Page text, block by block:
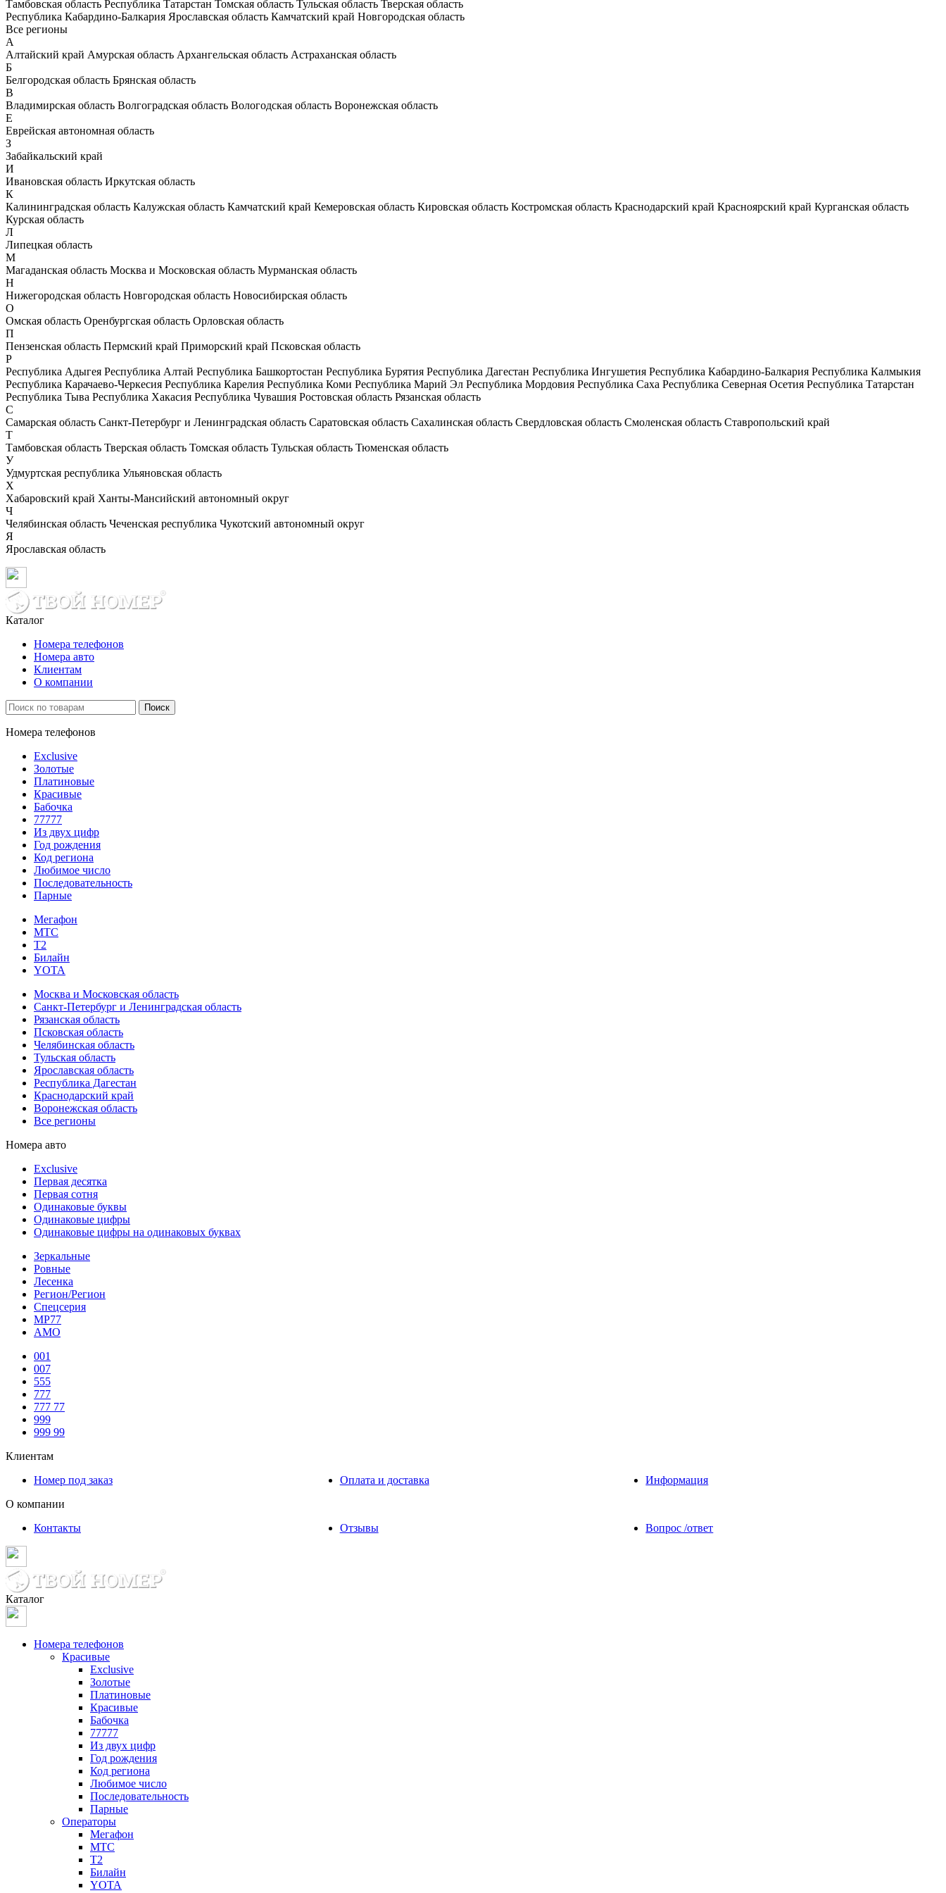
Тамбовская область Республика Татарстан Томская область Тульская область Тверская область
Республика Кабардино-Балкария Ярославская область Камчатский край Новгородская область
Все регионы
А
Алтайский край Амурская область Архангельская область Астраханская область
Б
Белгородская область Брянская область
В
Владимирская область Волгоградская область Вологодская область Воронежская область
Е
Еврейская автономная область
З
Забайкальский край
И
Ивановская область Иркутская область
К
Калининградская область Калужская область Камчатский край Кемеровская область Кировская область Костромская область Краснодарский край Красноярский край Курганская область
Курская область
Л
Липецкая область
М
Магаданская область Москва и Московская область Мурманская область
Н
Нижегородская область Новгородская область Новосибирская область
О
Омская область Оренбургская область Орловская область
П
Пензенская область Пермский край Приморский край Псковская область
Р
Республика Адыгея Республика Алтай Республика Башкортостан Республика Бурятия Республика Дагестан Республика Ингушетия Республика Кабардино-Балкария Республика Калмыкия
Республика Карачаево-Черкесия Республика Карелия Республика Коми Республика Марий Эл Республика Мордовия Республика Саха Республика Северная Осетия Республика Татарстан
Республика Тыва Республика Хакасия Республика Чувашия Ростовская область Рязанская область
С
Самарская область Санкт-Петербург и Ленинградская область Саратовская область Сахалинская область Свердловская область Смоленская область Ставропольский край
Т
Тамбовская область Тверская область Томская область Тульская область Тюменская область
У
Удмуртская республика Ульяновская область
Х
Хабаровский край Ханты-Мансийский автономный округ
Ч
Челябинская область Чеченская республика Чукотский автономный округ
Я
Ярославская область
Каталог
Номера телефонов
Номера авто
Клиентам
О компании
Поиск
Номера телефонов
Exclusive
Золотые
Платиновые
Красивые
Бабочка
77777
Из двух цифр
Год рождения
Код региона
Любимое число
Последовательность
Парные
Мегафон
МТС
Т2
Билайн
YOTA
Москва и Московская область
Санкт-Петербург и Ленинградская область
Рязанская область
Псковская область
Челябинская область
Тульская область
Ярославская область
Республика Дагестан
Краснодарский край
Воронежская область
Все регионы
Номера авто
Exclusive
Первая десятка
Первая сотня
Одинаковые буквы
Одинаковые цифры
Одинаковые цифры на одинаковых буквах
Зеркальные
Ровные
Лесенка
Регион/Регион
Спецсерия
МР77
АМО
001
007
555
777
777 77
999
999 99
Клиентам
Номер под заказ
Оплата и доставка
Информация
О компании
Контакты
Отзывы Вопрос /ответ
Каталог
Номера телефонов
Красивые
Exclusive
Золотые
Платиновые
Красивые
Бабочка
77777
Из двух цифр
Год рождения
Код региона
Любимое число
Последовательность
Парные
Операторы
Мегафон
МТС
Т2
Билайн
YOTA